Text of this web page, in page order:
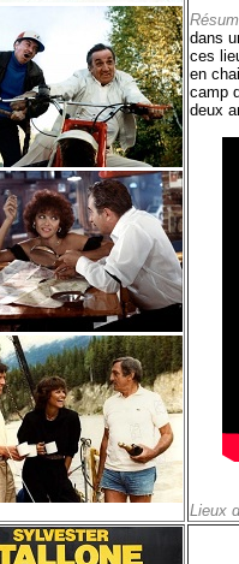
dans
ces
en
camp
deux
Lieux